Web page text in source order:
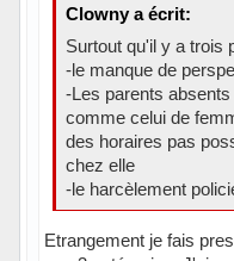
Clowny a écrit:
Surtout qu'il y a trois
-le manque de
-Les parents
comme celui de
des horaires pas
chez elle
-le harcèlement
Etrangement je fais